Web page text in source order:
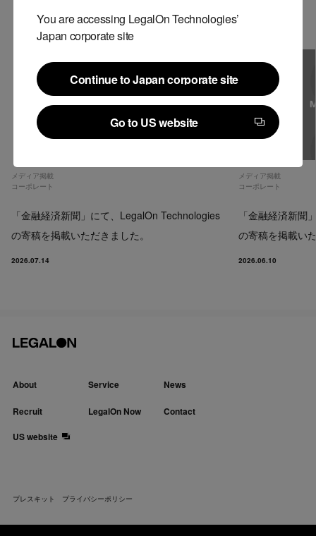
You are accessing LegalOn Technologies’
Japan corporate site
Continue to Japan corporate site
Continue to Japan corporate site
Go to US website
Go to US website
関連記事
メディア掲載
コーポレート
「金融経済新聞」にて、LegalOn Technologies
の寄稿を掲載いただきました。
2026.07.14
メディア掲載
コーポレート
「金融経済新聞
の寄稿を掲載い
2026.06.10
About Service News
Recruit LegalOn Now
Contact
US website
プレスキット プライバシーポリシー